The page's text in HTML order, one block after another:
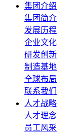
集团介绍
集团简介
发展历程
企业文化
研发创新
制造基地
全球布局
联系我们
人才战略
人才理念
员工风采